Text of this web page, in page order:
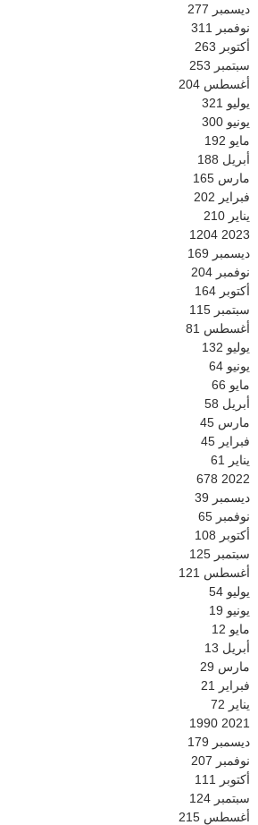
ديسمبر 277
نوفمبر
311
أكتوبر 263
سبتمبر 253
أغسطس 204
يوليو 321
يونيو 300
مايو 192
أبريل 188
مارس 165
فبراير 202
يناير 210
2023
1204
ديسمبر 169
نوفمبر 204
أكتوبر 164
سبتمبر 115
أغسطس 81
يوليو 132
يونيو 64
مايو 66
أبريل 58
مارس 45
فبراير 45
يناير
61
2022
678
ديسمبر 39
نوفمبر 65
أكتوبر 108
سبتمبر 125
أغسطس 121
يوليو 54
يونيو 19
مايو 12
أبريل 13
مارس 29
فبراير
21
يناير 72
2021
1990
ديسمبر 179
نوفمبر 207
أكتوبر
111
سبتمبر 124
أغسطس 215